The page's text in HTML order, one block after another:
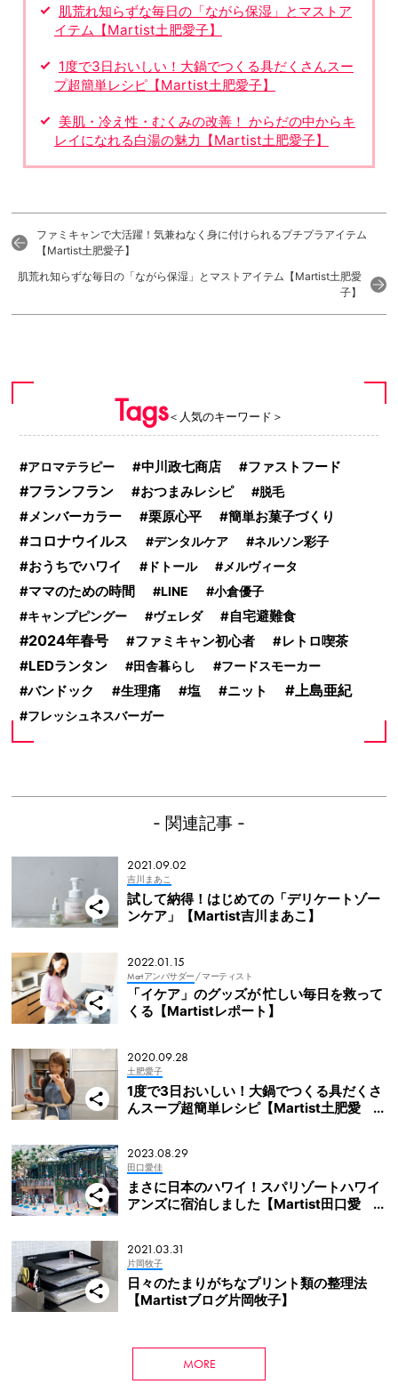
肌荒れ知らずな毎日の「ながら保湿」とマストア
イテム【Martist土肥愛子】
1度で3日おいしい！大鍋でつくる具だくさんスー
プ超簡単レシピ【Martist土肥愛子】
美肌・冷え性・むくみの改善！ からだの中からキ
レイになれる白湯の魅力【Martist土肥愛子】
ファミキャンで大活躍！気兼ねなく身に付けられるプチプラアイテム
【Martist土肥愛子】
肌荒れ知らずな毎日の「ながら保湿」とマストアイテム【Martist土肥愛
子】
Tags＜人気のキーワード＞
アロマテラピー 中川政七商店 ファストフード
フランフラン おつまみレシピ 脱毛
メンバーカラー 栗原心平 簡単お菓子づくり
コロナウイルス デンタルケア ネルソン彩子
おうちでハワイ ドトール メルヴィータ
ママのための時間 LINE
小倉優子
キャンプピングー
ヴェレダ 自宅避難食
2024年春号 ファミキャン初心者 レトロ喫茶
LEDランタン 田舎暮らし フードスモーカー
バンドック 生理痛 塩 ニット 上島亜紀
フレッシュネスバーガー
- 関連記事 -
2021.09.02
吉川まあこ
試して納得！はじめての「デリケートゾー
ンケア」【Martist吉川まあこ】
2022.01.15
Mart アンバサダー / マーティスト
「イケア」のグッズが 忙しい毎日を救って
くる【Martistレポート】
2020.09.28
土肥愛子
1度で3日おいしい！大鍋でつくる具だくさ
んスープ超簡単レシピ【Martist土肥愛
2023.08.29
田口愛佳
まさに日本のハワイ！スパリゾートハワイ
アンズに宿泊しました【Martist田口愛
2021.03.31
片岡牧子
日々のたまりがちなプリント類の整理法
【Martistブログ片岡牧子】
MORE